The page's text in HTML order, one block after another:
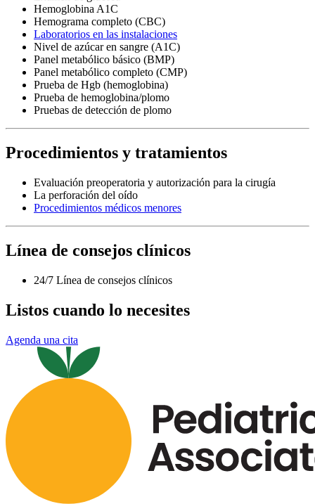
Hemoglobina A1C
Hemograma completo (CBC)
Laboratorios en las instalaciones
Nivel de azúcar en sangre (A1C)
Panel metabólico básico (BMP)
Panel metabólico completo (CMP)
Prueba de Hgb (hemoglobina)
Prueba de hemoglobina/plomo
Pruebas de detección de plomo
Procedimientos y tratamientos
Evaluación preoperatoria y autorización para la cirugía
La perforación del oído
Procedimientos médicos menores
Línea de consejos clínicos
24/7 Línea de consejos clínicos
Listos cuando lo necesites
Agenda una cita